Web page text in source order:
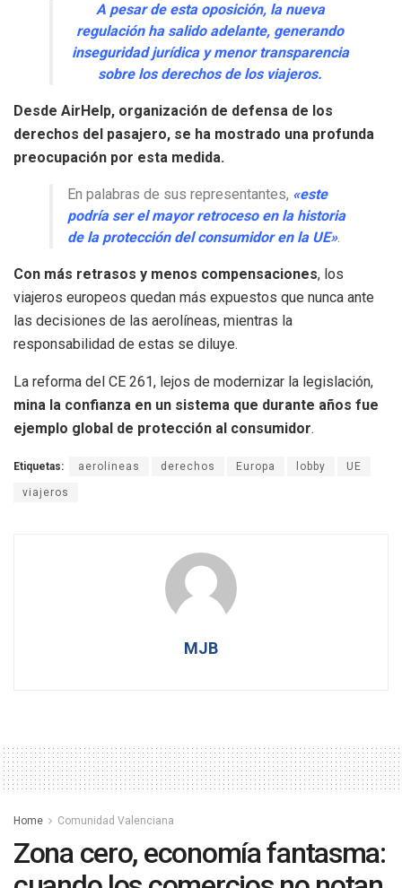
A pesar de esta oposición, la nueva
regulación ha salido adelante, generando
inseguridad jurídica y menor transparencia
sobre los derechos de los viajeros.
Desde AirHelp, organización de defensa de los
derechos del pasajero, se ha mostrado una profunda
preocupación por esta medida.
En palabras de sus representantes, «este
podría ser el mayor retroceso en la historia
de la protección del consumidor en la UE».
Con más retrasos y menos compensaciones, los
viajeros europeos quedan más expuestos que nunca ante
las decisiones de las aerolíneas, mientras la
responsabilidad de estas se diluye.
La reforma del CE 261, lejos de modernizar la legislación,
mina la confianza en un sistema que durante años fue
ejemplo global de protección al consumidor.
Etiquetas: aerolineas derechos Europa lobby UE
viajeros
MJB
Home Comunidad Valenciana
Zona cero, economía fantasma: